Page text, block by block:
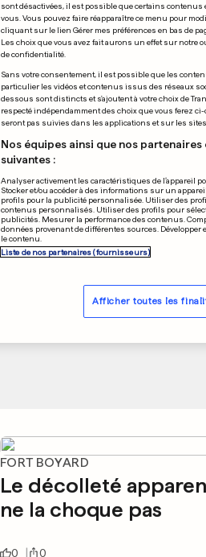
SONDAGE «SONNDESFRO»
La popularité du DP
recule dans la
circonscription Est
0 0
PUBLICITÉ
FORT BOYARD
Le décolleté
ne la choque pas
0 0
sont désactivées, il est possible que certains
vous. Vous pouvez faire réapparaître ce menu pour
cliquant sur le lien Gérer mes préférences en bas de
Les choix que vous avez fait aurons un effet sur notre
de confidentialité.
Sans votre consentement, il est possible que les
particulier les vidéos et contenus issus des réseaux
dessous sont distincts et s'ajoutent à votre choix de
respecté indépendamment des choix que vous ferez
seront pas suivies dans les applications et sur les sites
Nos équipes ainsi que nos
suivantes :
Analyser activement les caractéristiques de l’appareil
Stocker et/ou accéder à des informations sur un
profils pour la publicité personnalisée. Utiliser des
contenus personnalisés. Utiliser des profils pour
publicités. Mesurer la performance des contenus.
données provenant de différentes sources.
le contenu.
Liste de nos partenaires (fournisseurs)
Afficher toutes les